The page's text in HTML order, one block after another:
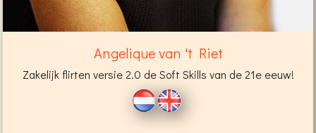
Angelique van 't Riet
Zakelijk flirten versie 2.0 de Soft Skills van de 21e eeuw!